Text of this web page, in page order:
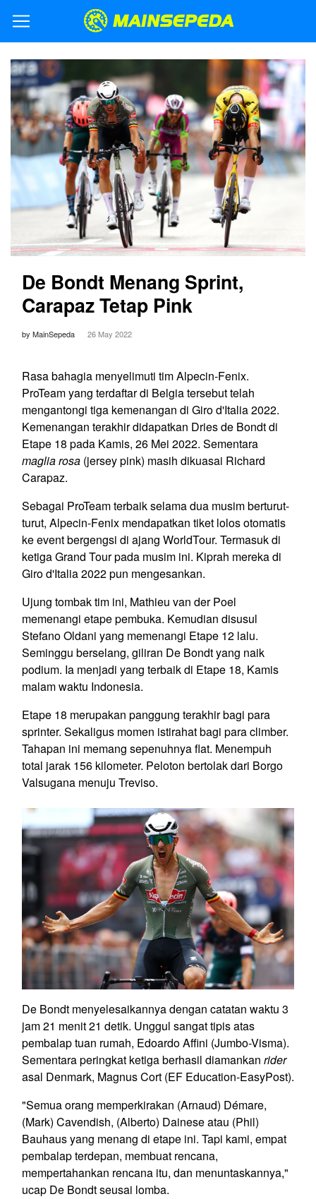
De Bondt Menang Sprint,
Carapaz Tetap Pink
by MainSepeda 26 May 2022
Rasa bahagia menyelimuti tim Alpecin-Fenix.
ProTeam yang terdaftar di Belgia tersebut telah
mengantongi tiga kemenangan di Giro d'Italia 2022.
Kemenangan terakhir didapatkan Dries de Bondt di
Etape 18 pada Kamis, 26 Mei 2022. Sementara
maglia rosa (jersey pink) masih dikuasai Richard
Carapaz.
Sebagai ProTeam terbaik selama dua musim berturut-
turut, Alpecin-Fenix mendapatkan tiket lolos otomatis
ke event bergengsi di ajang WorldTour. Termasuk di
ketiga Grand Tour pada musim ini. Kiprah mereka di
Giro d'Italia 2022 pun mengesankan.
Ujung tombak tim ini, Mathieu van der Poel
memenangi etape pembuka. Kemudian disusul
Stefano Oldani yang memenangi Etape 12 lalu.
Seminggu berselang, giliran De Bondt yang naik
podium. Ia menjadi yang terbaik di Etape 18, Kamis
malam waktu Indonesia.
Etape 18 merupakan panggung terakhir bagi para
sprinter. Sekaligus momen istirahat bagi para climber.
Tahapan ini memang sepenuhnya flat. Menempuh
total jarak 156 kilometer. Peloton bertolak dari Borgo
Valsugana menuju Treviso.
De Bondt menyelesaikannya dengan catatan waktu 3
jam 21 menit 21 detik. Unggul sangat tipis atas
pembalap tuan rumah, Edoardo Affini (Jumbo-Visma).
Sementara peringkat ketiga berhasil diamankan rider
asal Denmark, Magnus Cort (EF Education-EasyPost).
"Semua orang memperkirakan (Arnaud) Démare,
(Mark) Cavendish, (Alberto) Dainese atau (Phil)
Bauhaus yang menang di etape ini. Tapi kami, empat
pembalap terdepan, membuat rencana,
mempertahankan rencana itu, dan menuntaskannya,"
ucap De Bondt seusai lomba.